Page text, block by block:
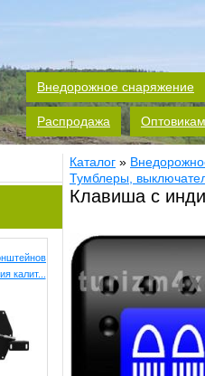
Внедорожное снаряжение
Распродажа Оптовикам
калит...
Каталог »
Тумблеры,
Клавиша с